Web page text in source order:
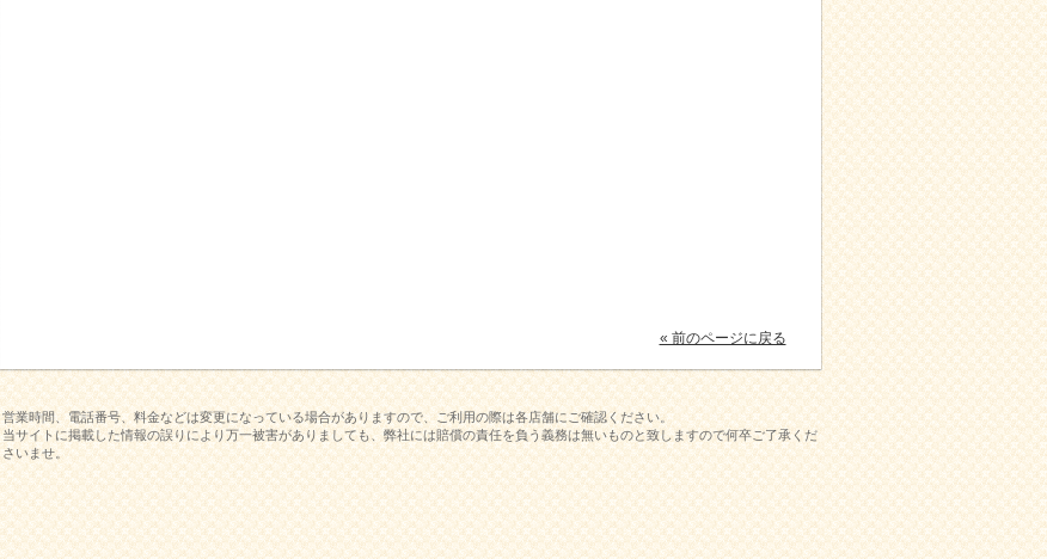
« 前のページに戻る
営業時間、電話番号、料金などは変更になっている場合がありますので、ご利用の際は各店舗にご確認ください。
当サイトに掲載した情報の誤りにより万一被害がありましても、弊社には賠償の責任を負う義務は無いものと致しますので何卒ご了承くだ
さいませ。